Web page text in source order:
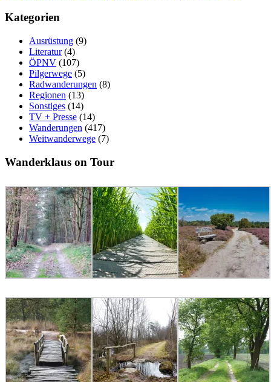
Kategorien
Ausrüstung (9)
Literatur(4)
ÖPNV (107)
Pilgerwege (5)
Radwanderungen (8)
Regionen (13)
Sonstiges (14)
TV + Presse (14)
Wanderungen (417)
Weitwanderwege (7)
Wanderklaus on Tour